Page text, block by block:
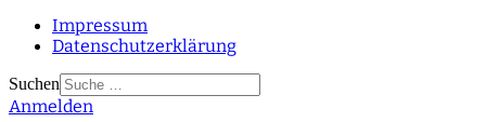
Impressum
Datenschutzerklärung
Suchen
Type 2 or more
Anmelden